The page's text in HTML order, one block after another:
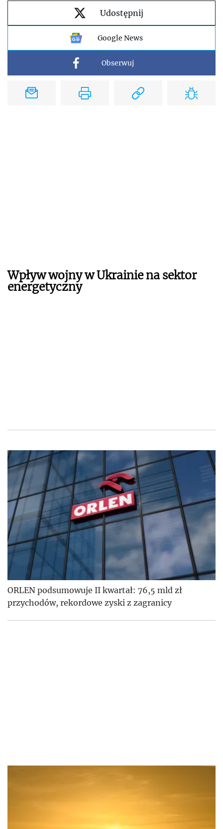
Udostępnij
Google News
Obserwuj
Wpływ wojny w Ukrainie na sektor
energetyczny
ORLEN podsumowuje II kwartał: 76,5 mld zł
przychodów, rekordowe zyski z zagranicy